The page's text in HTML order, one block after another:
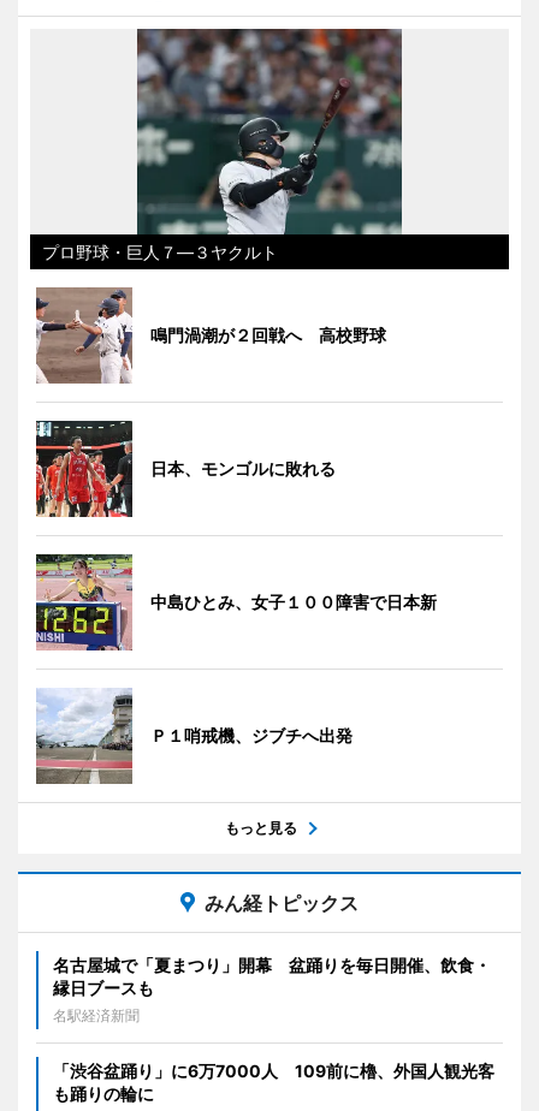
プロ野球・巨人７―３ヤクルト
鳴門渦潮が２回戦へ 高校野球
日本、モンゴルに敗れる
中島ひとみ、女子１００障害で日本新
Ｐ１哨戒機、ジブチへ出発
もっと見る
みん経トピックス
名古屋城で「夏まつり」開幕 盆踊りを毎日開催、飲食・
縁日ブースも
名駅経済新聞
「渋谷盆踊り」に6万7000人 109前に櫓、外国人観光客
も踊りの輪に